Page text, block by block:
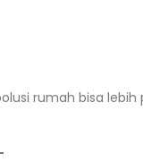
rumah bisa